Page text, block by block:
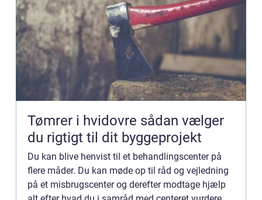
Tømrer i hvidovre sådan vælger
du rigtigt til dit byggeprojekt
Du kan blive henvist til et behandlingscenter på
flere måder. Du kan møde op til råd og vejledning
på et misbrugscenter og derefter modtage hjælp